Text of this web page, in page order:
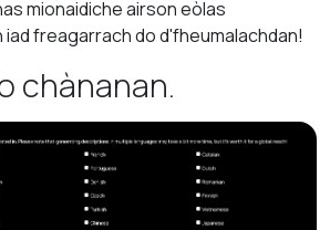
mionaidiche airson eòlas
freagarrach do d'fheumalachdan!
chànanan.